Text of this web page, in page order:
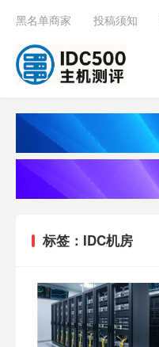
黑名单商家 投稿须知
标签：IDC机房